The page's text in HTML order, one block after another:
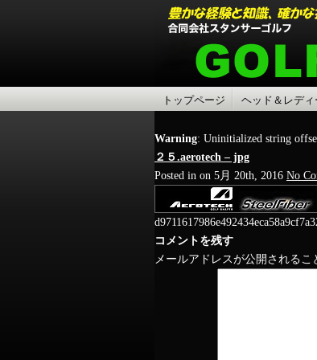
トップページ ヘッド＆レディ
Warning: Uninitialized string
２５.aerotech – jpg
Posted in on 5月 20th, 2016 No
コメントを残す
メールアドレスが公開されるこ